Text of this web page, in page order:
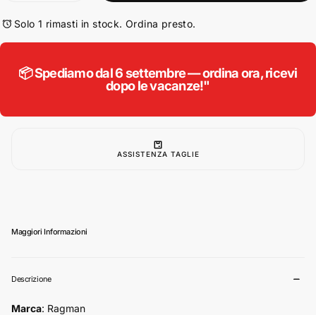
per
cardigan
forti
uomo
per
cardigan
uomo
Solo 1 rimasti in stock. Ordina presto.
📦 Spediamo dal 6 settembre — ordina ora, ricevi
dopo le vacanze!"
ASSISTENZA TAGLIE
Maggiori Informazioni
Descrizione
Marca: Ragman